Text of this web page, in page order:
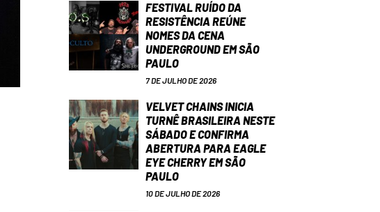
FESTIVAL RUÍDO DA
RESISTÊNCIA REÚNE
NOMES DA CENA
UNDERGROUND EM SÃO
PAULO
7 DE JULHO DE 2026
VELVET CHAINS INICIA
TURNÊ BRASILEIRA NESTE
SÁBADO E CONFIRMA
ABERTURA PARA EAGLE
EYE CHERRY EM SÃO
PAULO
10 DE JULHO DE 2026